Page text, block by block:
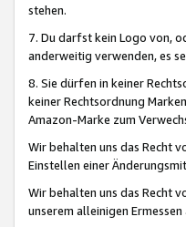
stehen.
7. Du darfst kein Logo von,
anderweitig verwenden, es
8. Sie dürfen in keiner
keiner Rechtsordnung
Amazon-Marke zum
Wir behalten uns das Recht
Einstellen einer
Wir behalten uns das Recht
unserem alleinigen